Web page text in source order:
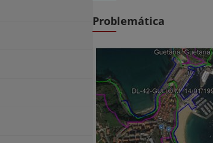
Problemática